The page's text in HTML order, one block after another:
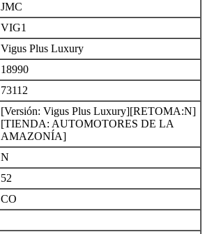
JMC
VIG1
Vigus Plus Luxury
18990
73112
[Versión: Vigus Plus Luxury][RETOMA:N]
[TIENDA: AUTOMOTORES DE LA
AMAZONÍA]
N
52
CO